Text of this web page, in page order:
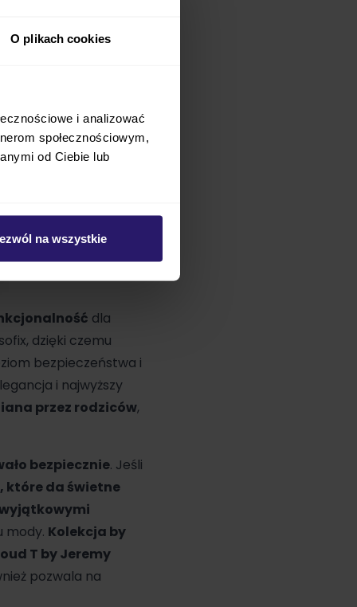
O plikach cookies
i analizować
społecznościowym,
od Ciebie lub
na wszystkie
dla
dzięki czemu
bezpieczeństwa i
i najwyższy
przez rodziców,
bezpiecznie. Jeśli
które da świetne
mody. Kolekcja by
T by Jeremy
pozwala na